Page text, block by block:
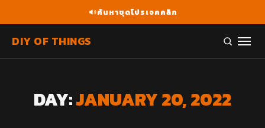
ค้นหาชุดโปรเจคคลิก
DIY OF THINGS
DAY:JANUARY 20, 2022